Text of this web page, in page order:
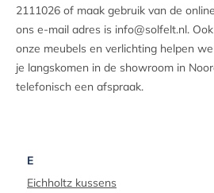
2111026 of maak gebruik van de
ons e-mail adres is info@solfelt.nl.
onze meubels en verlichting helpen
je langskomen in de showroom in
telefonisch een afspraak.
E
Eichholtz kussens